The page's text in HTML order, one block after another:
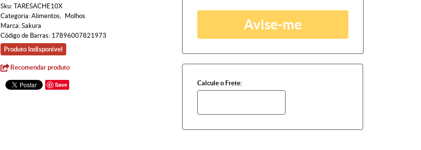
Sku: TARESACHE10X
Categoria: Alimentos
Molhos
Marca: Sakura
Código de Barras: 17896007821973
Produto Indisponível
Recomendar produto
Save
Avise-me
Calcule o Frete: